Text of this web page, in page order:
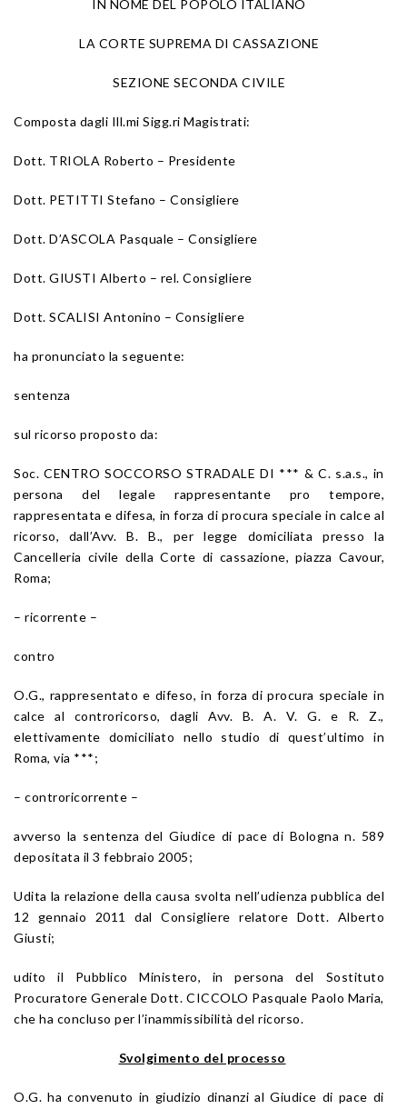
IN NOME DEL POPOLO ITALIANO
LA CORTE SUPREMA DI CASSAZIONE
SEZIONE SECONDA CIVILE
Composta dagli Ill.mi Sigg.ri Magistrati:
Dott. TRIOLA Roberto – Presidente
Dott. PETITTI Stefano – Consigliere
Dott. D’ASCOLA Pasquale – Consigliere
Dott. GIUSTI Alberto – rel. Consigliere
Dott. SCALISI Antonino – Consigliere
ha pronunciato la seguente:
sentenza
sul ricorso proposto da:
Soc. CENTRO SOCCORSO STRADALE DI *** & C. s.a.s., in
persona del legale rappresentante pro tempore,
rappresentata e difesa, in forza di procura speciale in calce al
ricorso, dall’Avv. B. B., per legge domiciliata presso la
Cancelleria civile della Corte di cassazione, piazza Cavour,
Roma;
– ricorrente –
contro
O.G., rappresentato e difeso, in forza di procura speciale in
calce al controricorso, dagli Avv. B. A. V. G. e R. Z.,
elettivamente domiciliato nello studio di quest’ultimo in
Roma, via ***;
– controricorrente –
avverso la sentenza del Giudice di pace di Bologna n. 589
depositata il 3 febbraio 2005;
Udita la relazione della causa svolta nell’udienza pubblica del
12 gennaio 2011 dal Consigliere relatore Dott. Alberto
Giusti;
udito il Pubblico Ministero, in persona del Sostituto
Procuratore Generale Dott. CICCOLO Pasquale Paolo Maria,
che ha concluso per l’inammissibilità del ricorso.
Svolgimento del processo
O.G. ha convenuto in giudizio dinanzi al Giudice di pace di